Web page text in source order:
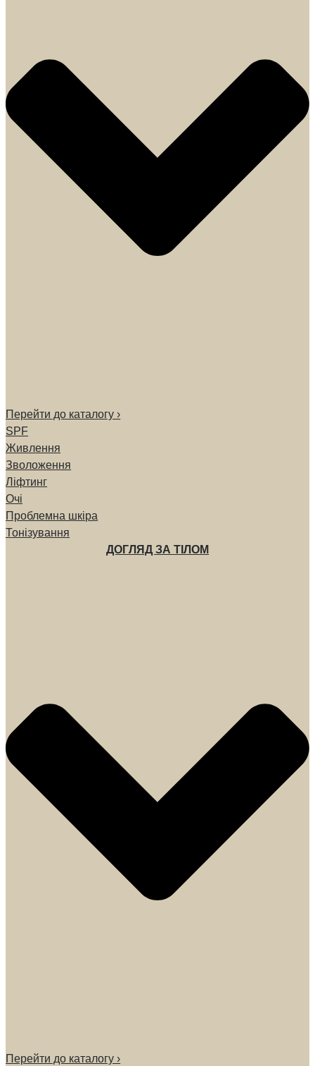
Перейти до каталогу ›
SPF
Живлення
Зволоження
Ліфтинг
Очі
Проблемна шкіра
Тонізування
ДОГЛЯД ЗА ТІЛОМ
Перейти до каталогу ›